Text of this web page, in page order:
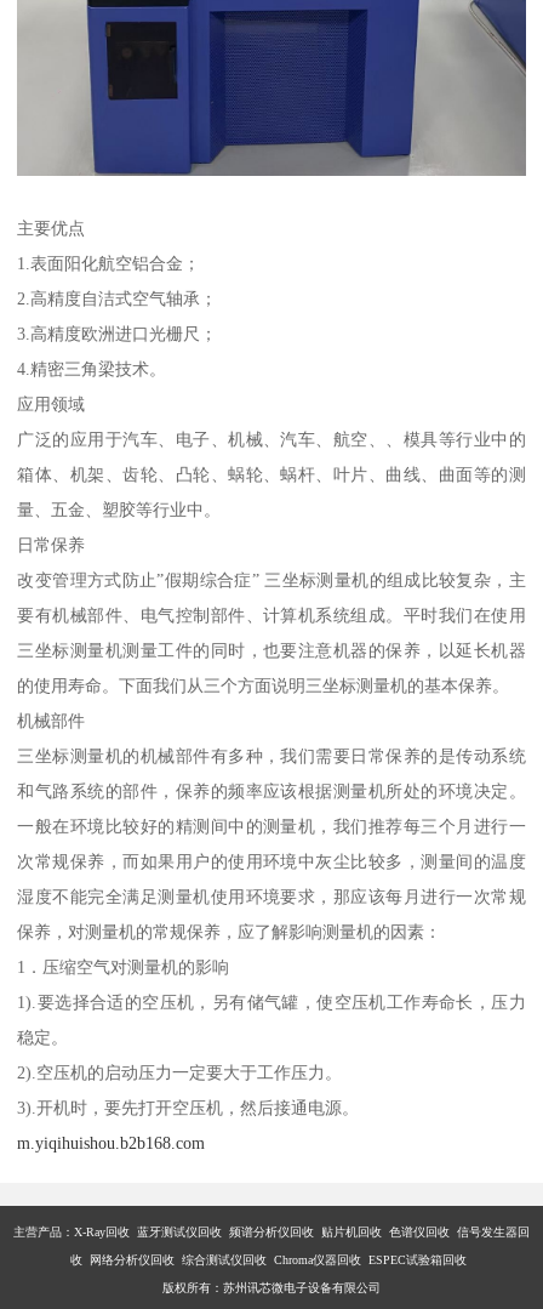
主要优点
1.表面阳化航空铝合金；
2.高精度自洁式空气轴承；
3.高精度欧洲进口光栅尺；
4.精密三角梁技术。
应用领域
广泛的应用于汽车、电子、机械、汽车、航空、、模具等行业中的
箱体、机架、齿轮、凸轮、蜗轮、蜗杆、叶片、曲线、曲面等的测
量、五金、塑胶等行业中。
日常保养
改变管理方式防止”假期综合症” 三坐标测量机的组成比较复杂，主
要有机械部件、电气控制部件、计算机系统组成。平时我们在使用
三坐标测量机测量工件的同时，也要注意机器的保养，以延长机器
的使用寿命。下面我们从三个方面说明三坐标测量机的基本保养。
机械部件
三坐标测量机的机械部件有多种，我们需要日常保养的是传动系统
和气路系统的部件，保养的频率应该根据测量机所处的环境决定。
一般在环境比较好的精测间中的测量机，我们推荐每三个月进行一
次常规保养，而如果用户的使用环境中灰尘比较多，测量间的温度
湿度不能完全满足测量机使用环境要求，那应该每月进行一次常规
保养，对测量机的常规保养，应了解影响测量机的因素：
1．压缩空气对测量机的影响
1).要选择合适的空压机，另有储气罐，使空压机工作寿命长，压力
稳定。
2).空压机的启动压力一定要大于工作压力。
3).开机时，要先打开空压机，然后接通电源。
m.yiqihuishou.b2b168.com
主营产品：X-Ray回收 蓝牙测试仪回收 频谱分析仪回收 贴片机回收 色谱仪回收 信号发生器回
收 网络分析仪回收 综合测试仪回收 Chroma仪器回收 ESPEC试验箱回收
版权所有：苏州讯芯微电子设备有限公司